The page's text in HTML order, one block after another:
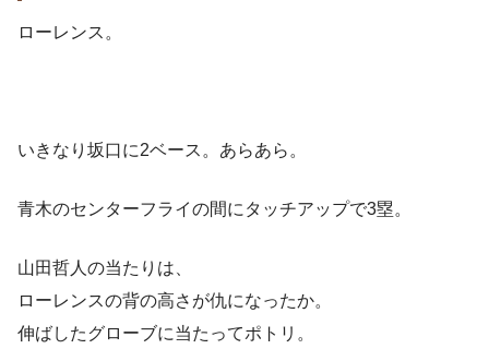
ローレンス。
いきなり坂口に2ベース。あらあら。
青木のセンターフライの間にタッチアップで3塁。
山田哲人の当たりは、
ローレンスの背の高さが仇になったか。
伸ばしたグローブに当たってポトリ。